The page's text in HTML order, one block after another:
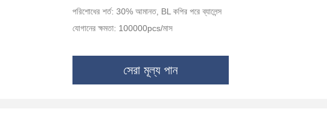
পরিশোধের শর্ত: 30% আমানত, BL কপির পরে ব্যালেন্স
যোগানের ক্ষমতা: 100000pcs/মাস
সেরা মূল্য পান